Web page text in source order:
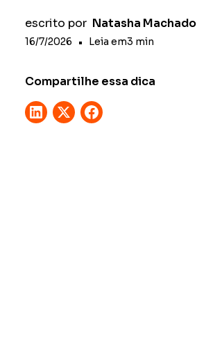
escrito por Natasha Machado
16/7/2026 • Leia em3 min
Compartilhe essa dica